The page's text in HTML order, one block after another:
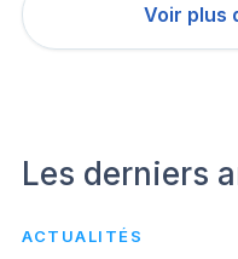
Voir plus
Les derniers
ACTUALITÉS